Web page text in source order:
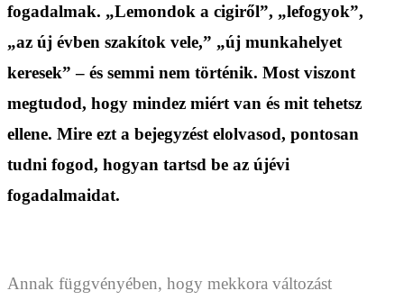
fogadalmak. „Lemondok a cigiről”, „lefogyok”,
„az új évben szakítok vele,” „új munkahelyet
keresek” – és semmi nem történik. Most viszont
megtudod, hogy mindez miért van és mit tehetsz
ellene. Mire ezt a bejegyzést elolvasod, pontosan
tudni fogod, hogyan tartsd be az újévi
fogadalmaidat.
Annak függvényében, hogy mekkora változást